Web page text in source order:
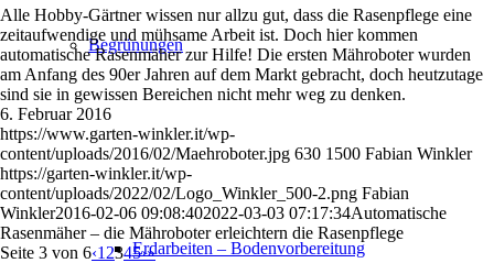
Begrünungen
Erdarbeiten – Bodenvorbereitung
Alle Hobby-Gärtner wissen nur allzu gut, dass die Rasenpflege eine
zeitaufwendige und mühsame Arbeit ist. Doch hier kommen
automatische Rasenmäher zur Hilfe! Die ersten Mähroboter wurden
am Anfang des 90er Jahren auf dem Markt gebracht, doch heutzutage
sind sie in gewissen Bereichen nicht mehr weg zu denken.
6. Februar 2016
https://www.garten-winkler.it/wp-
content/uploads/2016/02/Maehroboter.jpg 630 1500 Fabian Winkler
https://garten-winkler.it/wp-
content/uploads/2022/02/Logo_Winkler_500-2.png Fabian
Winkler2016-02-06 09:08:402022-03-03 07:17:34Automatische
Rasenmäher – die Mähroboter erleichtern die Rasenpflege
Seite 3 von 6‹1 2345›»